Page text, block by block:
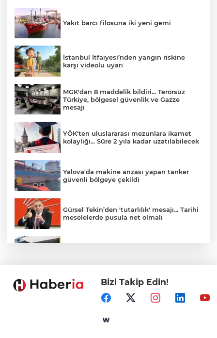
Yakıt barcı filosuna iki yeni gemi
İstanbul İtfaiyesi’nden yangın riskine
karşı videolu uyarı
MGK'dan 8 maddelik bildiri... Terörsüz
Türkiye, bölgesel güvenlik ve Gazze
mesajı
YÖK'ten uluslararası mezunlara ikamet
kolaylığı... Süre 2 yıla kadar uzatılabilecek
Yalova'da makine arızası yapan tanker
güvenli bölgeye çekildi
Gürsel Tekin’den 'tutarlılık' mesajı... Tarihi
meselelerde pusula net olmalı
Marmara Adası açıklarında arızalanan
tekne kurtarıldı
Gebze'de Başkan Büyükgöz YKS
Bizi Takip Edin!